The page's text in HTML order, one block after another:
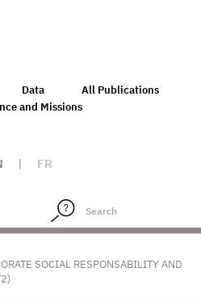
Data
All Publications
and Missions
| FR
SOCIAL RESPONSABILITY AND